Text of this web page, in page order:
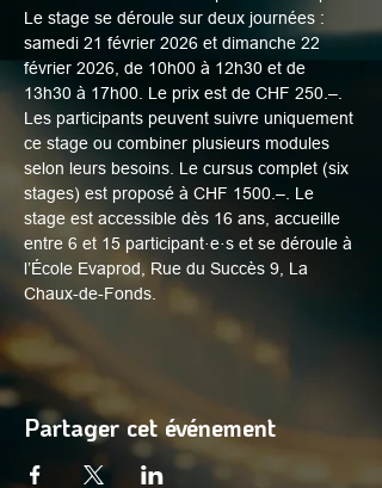
Le stage se déroule sur deux journées :
samedi 21 février 2026 et dimanche 22
février 2026, de 10h00 à 12h30 et de
13h30 à 17h00. Le prix est de CHF 250.–.
Les participants peuvent suivre uniquement
ce stage ou combiner plusieurs modules
selon leurs besoins. Le cursus complet (six
stages) est proposé à CHF 1500.–. Le
stage est accessible dès 16 ans, accueille
entre 6 et 15 participant·e·s et se déroule à
l’École Evaprod, Rue du Succès 9, La
Chaux-de-Fonds.
Partager cet événement